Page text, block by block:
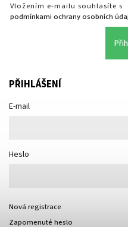
Vložením e-mailu souhlasíte s
podmínkami ochrany osobních
PŘIHLÁŠENÍ
E-mail
Heslo
Nová registrace
Zapomenuté heslo